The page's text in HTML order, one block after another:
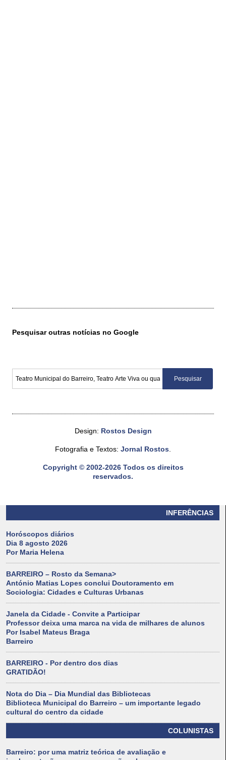
INFERÊNCIAS
Horóscopos diários
Dia 8 agosto 2026
Por Maria Helena
BARREIRO – Rosto da Semana>
António Matias Lopes conclui Doutoramento em
Sociologia: Cidades e Culturas Urbanas
Janela da Cidade - Convite a Participar
Professor deixa uma marca na vida de milhares de alunos
Por Isabel Mateus Braga
Barreiro
BARREIRO - Por dentro dos dias
GRATIDÃO!
Nota do Dia – Dia Mundial das Bibliotecas
Biblioteca Municipal do Barreiro – um importante legado
cultural do centro da cidade
COLUNISTAS
Barreiro: por uma matriz teórica de avaliação e
Pesquisar outras notícias no Google
Design: Rostos Design
Fotografia e Textos: Jornal Rostos.
Copyright © 2002-2026 Todos os direitos
reservados.